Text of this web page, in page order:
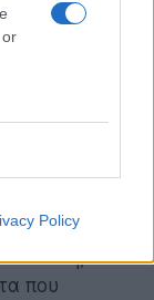
Policy
της
μπορεί
που
για
που